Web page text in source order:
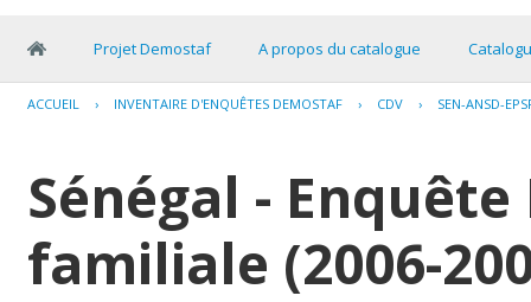
Projet Demostaf A propos du catalogue
ACCUEIL › INVENTAIRE D'ENQUÊTES DEMOSTAF › CDV › SEN-ANSD-
Sénégal -
familiale (2006-